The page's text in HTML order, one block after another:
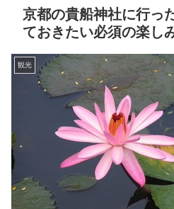
京都の貴船神社に行っ
ておきたい必須の楽し
観光